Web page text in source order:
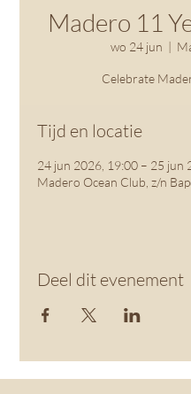
Madero 11
wo 24 jun
  |
Celebrate
Tijd en locatie
24 jun 2026, 19:00 – 25 jun
Madero Ocean Club, z/n
Deel dit evenement